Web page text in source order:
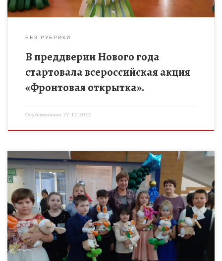
БЕЗ РУБРИКИ
В преддверии Нового года
стартовала всероссийская акция
«Фронтовая открытка».
Опубликовано 27.12.2022
Обучающиеся Гавриловского района приняли участие в
праздничной новогодней программе. Организатором
праздника выступило региональное отделение
Общероссийский общественно благотворительный
фонд»Российский детский фонд». Заместитель председателя
ТРО «Российский детский […]